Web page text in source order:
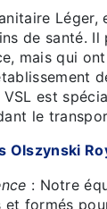
de santé.
mais qui
est
le
Olszynski
: Notre
et formés